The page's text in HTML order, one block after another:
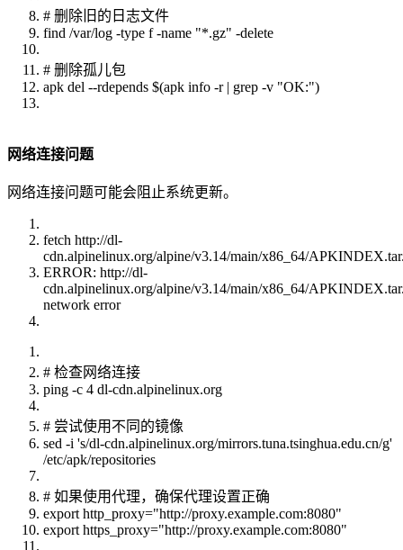
# 删除旧的日志文件
find /var/log -type f -name "*.gz" -delete
# 删除孤儿包
apk del --rdepends $(apk info -r | grep -v "OK:")
网络连接问题
网络连接问题可能会阻止系统更新。
fetch http://dl-
cdn.alpinelinux.org/alpine/v3.14/main/x86_64/
ERROR: http://dl-
cdn.alpinelinux.org/alpine/v3.14/main/x86_64/
network error
# 检查网络连接
ping -c 4 dl-cdn.alpinelinux.org
# 尝试使用不同的镜像
sed -i 's/dl-cdn.alpinelinux.org/mirrors.tuna.tsinghua.edu.cn/g'
/etc/apk/repositories
# 如果使用代理，确保代理设置正确
export http_proxy="http://proxy.example.com:8080"
export https_proxy="http://proxy.example.com:8080"